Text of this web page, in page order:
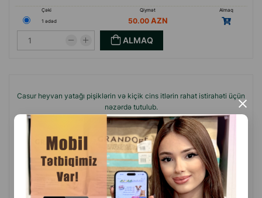
×
Çəki Qiymət
Almaq
1 ədəd
50.00
ALMAQ
Casur heyvan yatağı pişiklərin və kiçik cins itlərin rahat istirahəti üçün
nəzərdə tutulub.